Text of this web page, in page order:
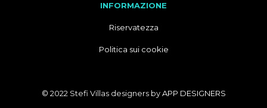
INFORMAZIONE
Riservatezza
Politica sui cookie
© 2022 Stefi Villas designers byAPP DESIGNERS